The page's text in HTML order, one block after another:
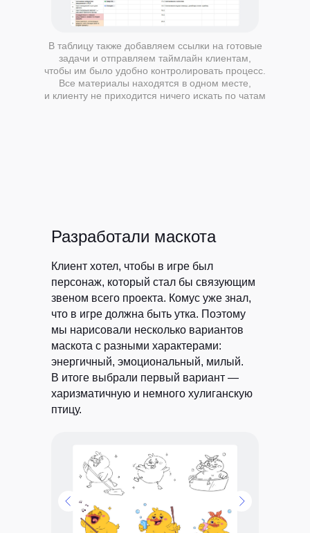
В таблицу также добавляем ссылки на готовые
задачи и отправляем таймлайн клиентам,
чтобы им было удобно контролировать процесс.
Все материалы находятся в одном месте,
и клиенту не приходится ничего искать по чатам
Разработали маскота
Клиент хотел, чтобы в игре был
персонаж, который стал бы связующим
звеном всего проекта. Комус уже знал,
что в игре должна быть утка. Поэтому
мы нарисовали несколько вариантов
маскота с разными характерами:
энергичный, эмоциональный, милый.
В итоге выбрали первый вариант —
харизматичную и немного хулиганскую
птицу.